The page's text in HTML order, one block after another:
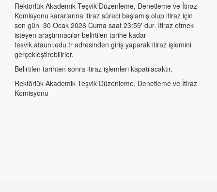
Rektörlük Akademik Teşvik Düzenleme, Denetleme ve İtiraz
Komisyonu kararlarına itiraz süreci başlamış olup itiraz için
son gün 30 Ocak 2026 Cuma saat 23:59' dur. İtiraz etmek
isteyen araştırmacılar belirtilen tarihe kadar
tesvik.atauni.edu.tr adresinden giriş yaparak itiraz işlemini
gerçekleştirebilirler.
Belirtilen tarihten sonra itiraz işlemleri kapatılacaktır.
Rektörlük Akademik Teşvik Düzenleme, Denetleme ve İtiraz
Komisyonu